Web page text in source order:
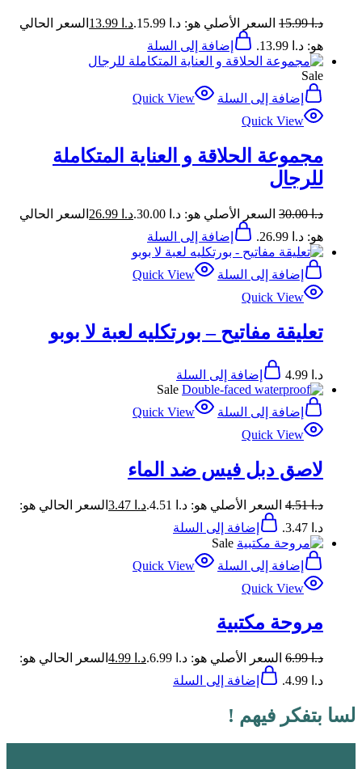
د.ا15.99 السعر الأصلي هو: د.ا 15.99. د.ا
السعر الحالي
هو: د.ا 13.99.
إضافة إلى السلة
Sale
إضافة إلى السلة
Quick View
Quick View
مجموعة الحلاقة و العناية المتكاملة
للرجال
د.ا30.00 السعر الأصلي هو: د.ا 30.00. د.ا
السعر الحالي
هو: د.ا 26.99.
إضافة إلى السلة
إضافة إلى السلة
Quick View
Quick View
تعليقة مفاتيح – بورتكليه لعبة لا بوبو
د.ا
إضافة إلى السلة
Sale
إضافة إلى السلة
Quick View
Quick View
لاصق دبل فيس ضد الماء
د.ا4.51 السعر الأصلي هو: د.ا 4.51. د.ا
السعر الحالي هو:
د.ا 3.47.
إضافة إلى السلة
Sale
إضافة إلى السلة
Quick View
Quick View
مروحة مكتبية
د.ا6.99 السعر الأصلي هو: د.ا 6.99. د.ا
السعر الحالي هو:
د.ا 4.99.
إضافة إلى السلة
لسا بتفكر فيهم !